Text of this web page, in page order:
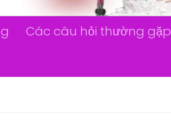
Các câu hỏi thường gặp